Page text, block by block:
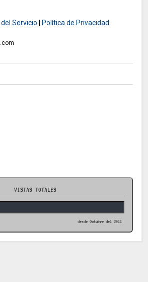
Servicio Política de Privacidad
VISTAS TOTALES
desde Octubre del 2011